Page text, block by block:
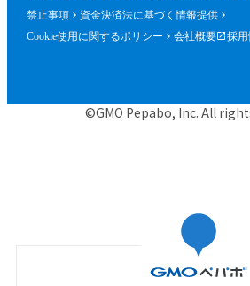
禁止事項
資金決済法に基づく情報提供
Cookie使用に関するポリシー
会社概要 採
©GMO Pepabo, Inc. All